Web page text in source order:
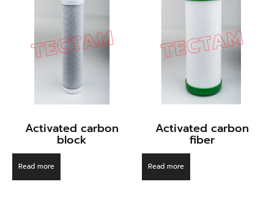
Activated carbon
block
Read more
Activated carbon
fiber
Read more